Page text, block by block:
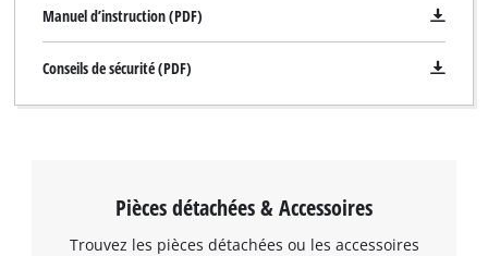
Manuel d’instruction (PDF)
Conseils de sécurité (PDF)
Pièces détachées & Accessoires
Trouvez les pièces détachées ou les accessoires